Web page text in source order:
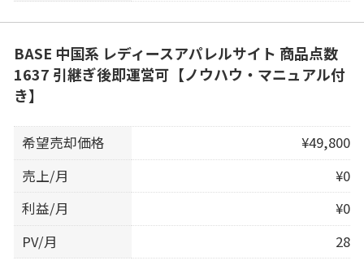
BASE 中国系 レディースアパレルサイト 商品点数
1637 引継ぎ後即運営可【ノウハウ・マニュアル付
き】
希望売却価格
¥49,800
売上/月
¥0
利益/月
¥0
PV/月
28